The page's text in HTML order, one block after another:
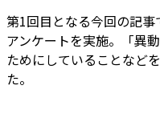
第1回目となる今回の記
アンケートを実施。「異
ためにしていることなど
た。